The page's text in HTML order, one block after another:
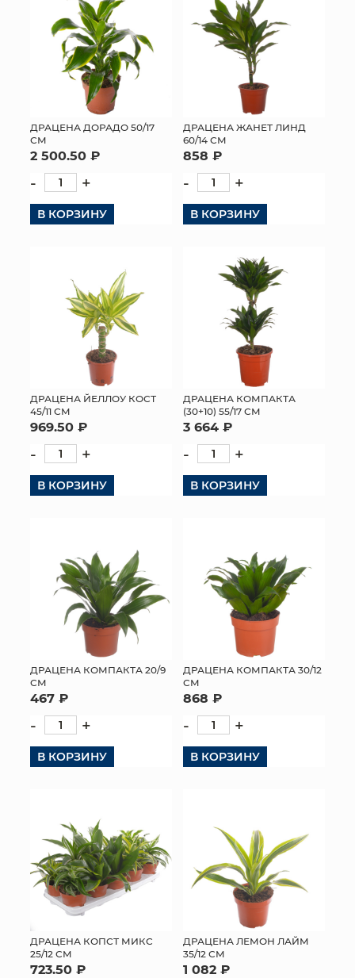
ДРАЦЕНА ДОРАДО 50/17
СМ
2 500.50 ₽
- +
В КОРЗИНУ
ДРАЦЕНА ЖАНЕТ ЛИНД
60/14 СМ
858 ₽
- +
В КОРЗИНУ
ДРАЦЕНА ЙЕЛЛОУ КОСТ
45/11 СМ
969.50 ₽
- +
В КОРЗИНУ
ДРАЦЕНА КОМПАКТА
(30+10) 55/17 СМ
3 664 ₽
- +
В КОРЗИНУ
ДРАЦЕНА КОМПАКТА 20/9
СМ
467 ₽
- +
В КОРЗИНУ
ДРАЦЕНА КОМПАКТА 30/12
СМ
868 ₽
- +
В КОРЗИНУ
ДРАЦЕНА КОПСТ МИКС
25/12 СМ
723.50 ₽
ДРАЦЕНА ЛЕМОН ЛАЙМ
35/12 СМ
1 082 ₽